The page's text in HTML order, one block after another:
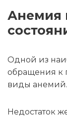
Анемия
Одной из
обращения к
виды анемий.
Недостаток